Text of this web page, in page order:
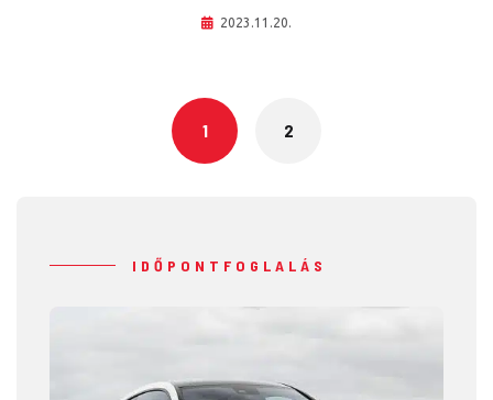
2023.11.20.
1 2
IDŐPONTFOGLALÁS